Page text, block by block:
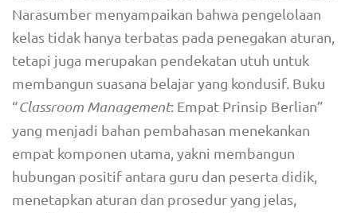
Narasumber menyampaikan bahwa pengelolaan
kelas tidak hanya terbatas pada penegakan aturan,
tetapi juga merupakan pendekatan utuh untuk
membangun suasana belajar yang kondusif. Buku
“Classroom Management: Empat Prinsip Berlian”
yang menjadi bahan pembahasan menekankan
empat komponen utama, yakni membangun
hubungan positif antara guru dan peserta didik,
menetapkan aturan dan prosedur yang jelas,